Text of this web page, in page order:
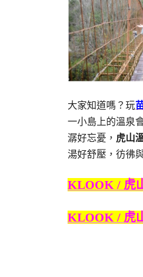
大家知道嗎？玩
一小島上的溫泉
潺好忘憂， 虎山
湯好舒壓，彷彿
KLOOK / 虎
KLOOK / 虎